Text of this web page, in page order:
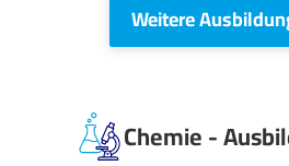
Weitere
Chemie -